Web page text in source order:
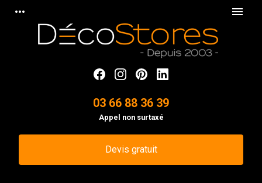
more_horiz menu
03 66 88 36 39
Appel non surtaxé
Devis gratuit